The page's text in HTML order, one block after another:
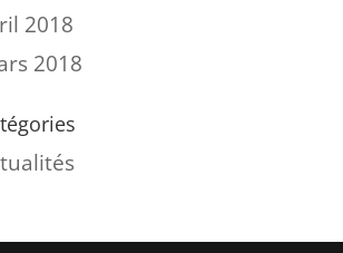
2018
2018